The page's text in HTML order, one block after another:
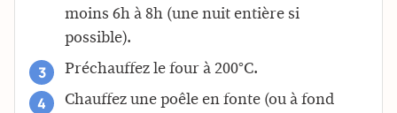
moins 6h à 8h (une nuit entière si
possible).
Préchauffez le four à 200°C.
Chauffez une poêle en fonte (ou à fond